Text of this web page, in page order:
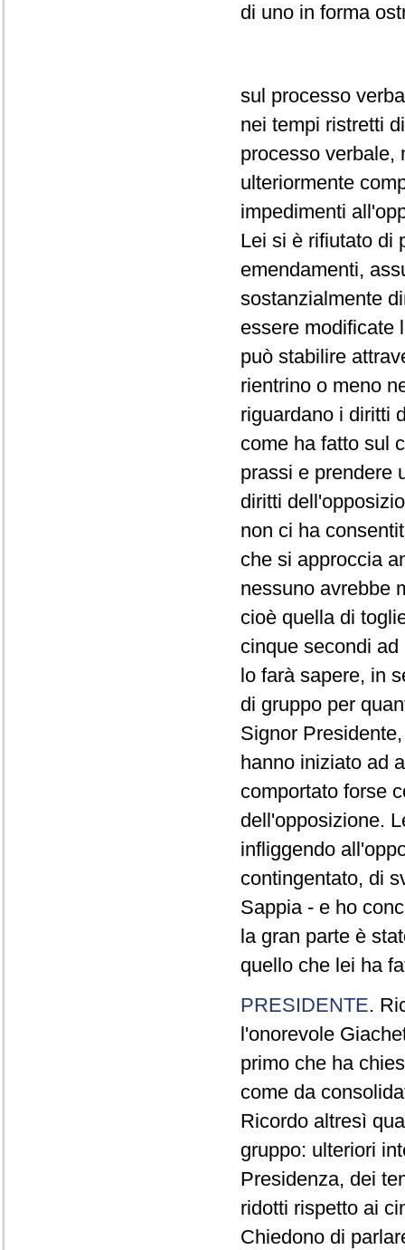
di uno in forma
sul processo
nei tempi ristretti
processo verbale,
ulteriormente
impedimenti
Lei si è rifiutato di
emendamenti,
sostanzialmente
essere modificate
può stabilire
rientrino o meno
riguardano i diritti
come ha fatto sul
prassi e prendere
diritti
non ci ha
che si approccia
nessuno avrebbe
cioè quella di
cinque secondi
lo farà sapere, in
di gruppo per
Signor
hanno iniziato ad
comportato forse
dell'opposizione.
infliggendo
contingentato, di
Sappia - e ho
la gran parte è
quello che lei ha
PRESIDENTE.
l'onorevole
primo che ha
come da
Ricordo altresì
gruppo: ulteriori
Presidenza, dei
ridotti rispetto ai
Chiedono di